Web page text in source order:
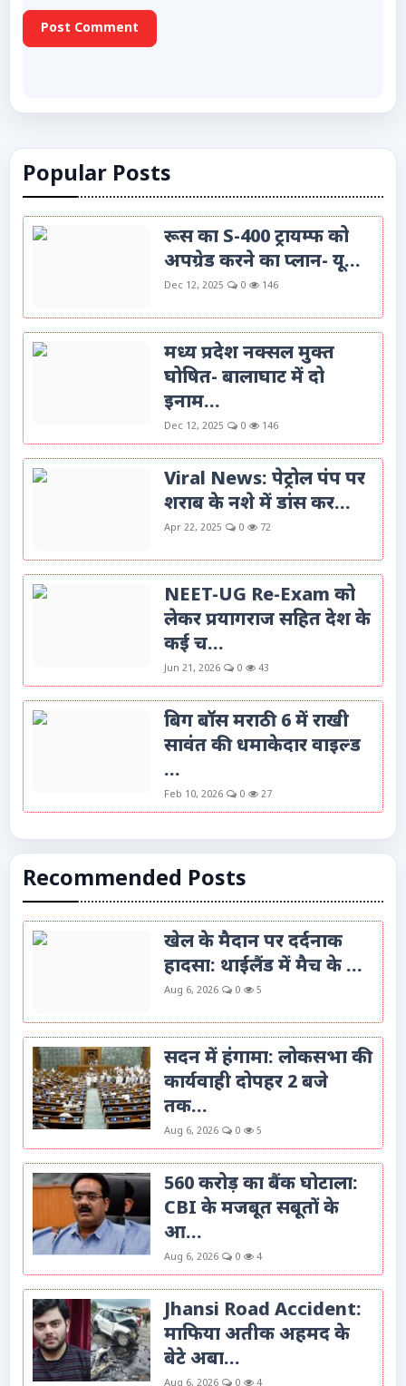
Post Comment
Popular Posts
रूस का S-400 ट्रायम्फ को
अपग्रेड करने का प्लान- यू...
Dec 12, 2025 0 146
मध्य प्रदेश नक्सल मुक्त
घोषित- बालाघाट में दो
इनाम...
Dec 12, 2025 0 146
Viral News: पेट्रोल पंप पर
शराब के नशे में डांस कर...
Apr 22, 2025 0 72
NEET-UG Re-Exam को
लेकर प्रयागराज सहित देश के
कई च...
Jun 21, 2026 0 43
बिग बॉस मराठी 6 में राखी
सावंत की धमाकेदार वाइल्ड
...
Feb 10, 2026 0 27
Recommended Posts
खेल के मैदान पर दर्दनाक
हादसा: थाईलैंड में मैच के ...
Aug 6, 2026 0 5
सदन में हंगामा: लोकसभा की
कार्यवाही दोपहर 2 बजे
तक...
Aug 6, 2026 0 5
560 करोड़ का बैंक घोटाला:
CBI के मजबूत सबूतों के
आ...
Aug 6, 2026 0 4
Jhansi Road Accident:
माफिया अतीक अहमद के
बेटे अबा...
Aug 6, 2026 0 4